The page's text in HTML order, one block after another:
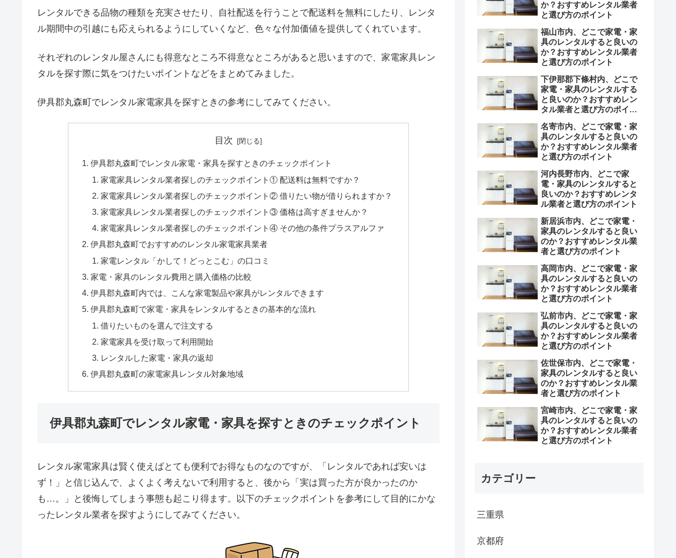
レンタルできる品物の種類を充実させたり、自社配送を行うことで配送料を無料にしたり、レンタ
ル期間中の引越にも応えられるようにしていくなど、色々な付加価値を提供してくれています。
それぞれのレンタル屋さんにも得意なところ不得意なところがあると思いますので、家電家具レン
タルを探す際に気をつけたいポイントなどをまとめてみました。
伊具郡丸森町でレンタル家電家具を探すときの参考にしてみてください。
目次
伊具郡丸森町でレンタル家電・家具を探すときのチェックポイント
家電家具レンタル業者探しのチェックポイント① 配送料は無料ですか？
家電家具レンタル業者探しのチェックポイント② 借りたい物が借りられますか？
家電家具レンタル業者探しのチェックポイント③ 価格は高すぎませんか？
家電家具レンタル業者探しのチェックポイント④ その他の条件プラスアルファ
伊具郡丸森町でおすすめのレンタル家電家具業者
家電レンタル「かして！どっとこむ」の口コミ
家電・家具のレンタル費用と購入価格の比較
伊具郡丸森町内では、こんな家電製品や家具がレンタルできます
伊具郡丸森町で家電・家具をレンタルするときの基本的な流れ
借りたいものを選んで注文する
家電家具を受け取って利用開始
レンタルした家電・家具の返却
伊具郡丸森町の家電家具レンタル対象地域
伊具郡丸森町でレンタル家電・家具を探すときのチェックポイント
レンタル家電家具は賢く使えばとても便利でお得なものなのですが、「レンタルであれば安いは
ず！」と信じ込んで、よくよく考えないで利用すると、後から「実は買った方が良かったのか
も…。」と後悔してしまう事態も起こり得ます。以下のチェックポイントを参考にして目的にかな
ったレンタル業者を探すようにしてみてください。
か？おすすめレンタル業者
と選び方のポイント
福山市内、どこで家電・家
具のレンタルすると良いの
か？おすすめレンタル業者
と選び方のポイント
下伊那郡下條村内、どこで
家電・家具のレンタルする
と良いのか？おすすめレン
タル業者と選び方のポイン
名寄市内、どこで家電・家
具のレンタルすると良いの
か？おすすめレンタル業者
と選び方のポイント
河内長野市内、どこで家
電・家具のレンタルすると
良いのか？おすすめレンタ
ル業者と選び方のポイント
新居浜市内、どこで家電・
家具のレンタルすると良い
のか？おすすめレンタル業
者と選び方のポイント
高岡市内、どこで家電・家
具のレンタルすると良いの
か？おすすめレンタル業者
と選び方のポイント
弘前市内、どこで家電・家
具のレンタルすると良いの
か？おすすめレンタル業者
と選び方のポイント
佐世保市内、どこで家電・
家具のレンタルすると良い
のか？おすすめレンタル業
者と選び方のポイント
宮崎市内、どこで家電・家
具のレンタルすると良いの
か？おすすめレンタル業者
と選び方のポイント
カテゴリー
三重県
京都府